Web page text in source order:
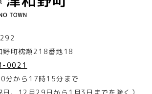
野町枕瀬218番地18
0021
分から17時15分まで